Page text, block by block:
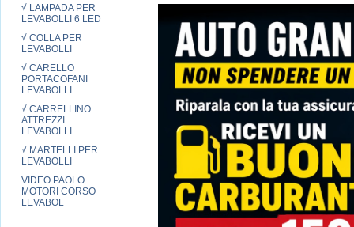
√ LAMPADA PER
LEVABOLLI 6 LED
√ COLLA PER
LEVABOLLI
√ CARELLO
PORTACOFANI
LEVABOLLI
√ CARRELLINO
ATTREZZI
LEVABOLLI
√ MARTELLI PER
LEVABOLLI
VIDEO PAOLO
MOTORI CORSO
LEVABOL